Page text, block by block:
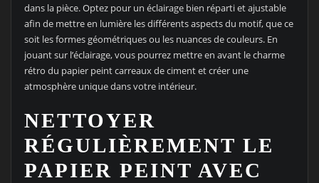
dans la pièce. Optez pour un éclairage bien réparti et ajustable
afin de mettre en lumière les différents aspects du motif, que ce
soit les formes géométriques ou les nuances de couleurs. En
jouant sur l’éclairage, vous pourrez mettre en avant le charme
rétro du papier peint carreaux de ciment et créer une
atmosphère unique dans votre intérieur.
NETTOYER
RÉGULIÈREMENT LE
PAPIER PEINT AVEC